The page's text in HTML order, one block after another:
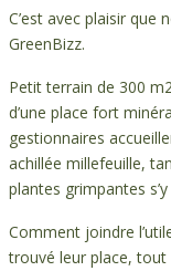
C’est avec plaisir que
GreenBizz.
Petit terrain de 300
d’une place fort
gestionnaires
achillée millefeuille,
plantes grimpantes
Comment joindre
trouvé leur place, tout